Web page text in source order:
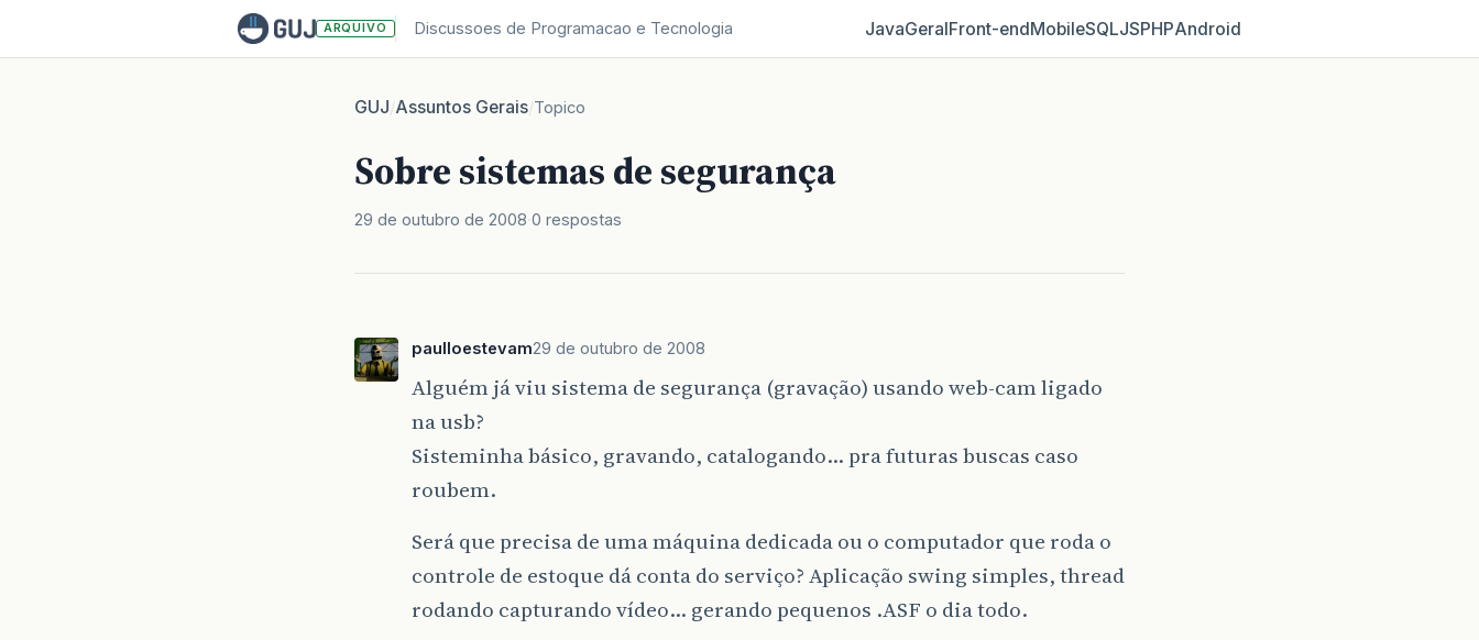
ARQUIVO Discussoes de Programacao e Tecnologia JavaGeralFront‑endMobileSQLJSPHPAndroid
GUJ/Assuntos Gerais/Topico
Sobre sistemas de segurança
29 de outubro de 2008 0 respostas
paulloestevam29 de outubro de 2008
Alguém já viu sistema de segurança (gravação) usando web-cam ligado
na usb?
Sisteminha básico, gravando, catalogando… pra futuras buscas caso
roubem.
Será que precisa de uma máquina dedicada ou o computador que roda o
controle de estoque dá conta do serviço? Aplicação swing simples, thread
rodando capturando vídeo… gerando pequenos .ASF o dia todo.